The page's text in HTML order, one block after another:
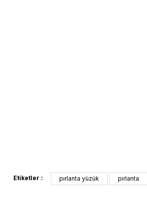
Etiketler : pırlanta yüzük pırlanta